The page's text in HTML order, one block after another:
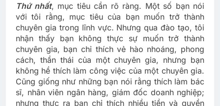
Thứ nhất, mục tiêu cần rõ ràng. Một số bạn nói
với tôi rằng, mục tiêu của bạn muốn trở thành
chuyên gia trong lĩnh vực. Nhưng qua đào tạo, tôi
nhận thấy bạn không thực sự muốn trở thành
chuyên gia, bạn chỉ thích vẻ hào nhoáng, phong
cách, thần thái của một chuyên gia, nhưng bạn
không hề thích làm công việc của một chuyên gia.
Cũng giống như những bạn nói rằng thích làm bác
sĩ, nhân viên ngân hàng, giám đốc doanh nghiệp;
nhưng thực ra bạn chỉ thích nhiều tiền và quyền